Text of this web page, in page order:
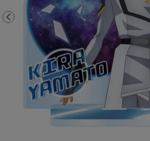
おすすめ
書籍
colleize B
OX